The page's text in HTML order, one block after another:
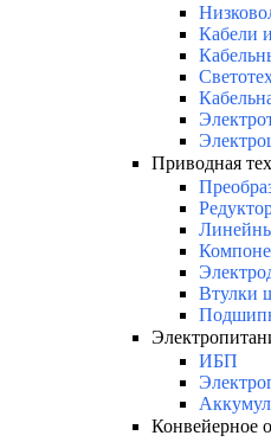
Кабели
Приводная
Втулки
ИБП
Конвейерное